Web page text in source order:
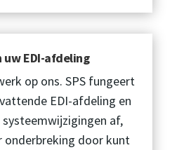
uw EDI-afdeling
op ons. SPS fungeert
EDI-afdeling en
af,
onderbreking door kunt